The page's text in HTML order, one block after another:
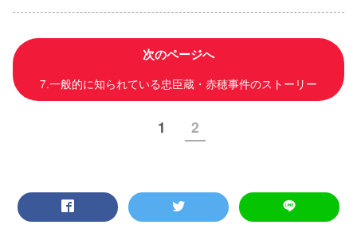
次のページへ
7.一般的に知られている忠臣蔵・赤穂事件のストーリー
1 2